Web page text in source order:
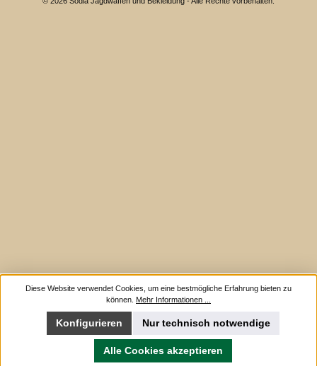
Diese Website verwendet Cookies, um eine bestmögliche Erfahrung bieten zu
können. Mehr Informationen ...
Nur technisch notwendige
Konfigurieren
Alle Cookies akzeptieren